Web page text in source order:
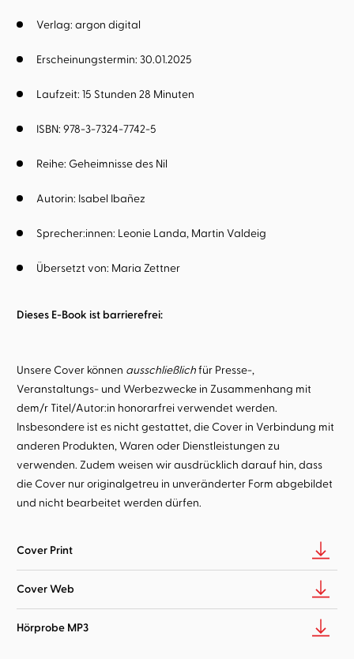
Verlag: argon digital
Übersetzt von: Maria Zettner
Erscheinungstermin: 30.01.2025
Laufzeit: 15 Stunden 28 Minuten
ISBN: 978-3-7324-7742-5
Reihe: Geheimnisse des Nil
Autorin: Isabel Ibañez
Sprecher:innen: Leonie Landa Martin Valdeig
Dieses E-Book ist barrierefrei:
Unsere Cover können ausschließlichfür Presse-,
Veranstaltungs- und Werbezwecke in Zusammenhang mit
dem/r Titel/Autor:in honorarfrei verwendet werden.
Insbesondere ist es nicht gestattet, die Cover in Verbindung mit
anderen Produkten, Waren oder Dienstleistungen zu
verwenden. Zudem weisen wir ausdrücklich darauf hin, dass
die Cover nur originalgetreu in unveränderter Form abgebildet
und nicht bearbeitet werden dürfen.
Cover Print
Cover Web
Hörprobe MP3